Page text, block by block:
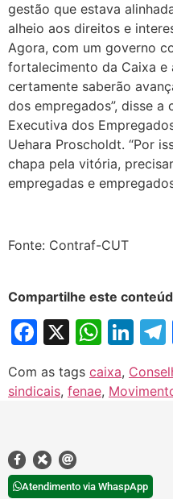
gestão que estava
alheio aos direitos e
Agora, com um governo
fortalecimento da Caixa e
certamente saberão
dos empregados”, disse
Executiva dos
Uehara Proscholdt. “Por
chapa pela vitória,
empregadas e
Fonte: Contraf-CUT
Compartilhe este
Facebook
X
Com as tags caixa,
sindicais, fenae,
Atendimento via WhaspApp